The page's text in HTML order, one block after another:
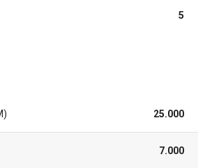
5
25.000
7.000